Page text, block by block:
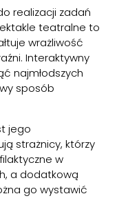
realizacji zadań
teatralne to
wrażliwość
Interaktywny
najmłodszych
sposób
jego
strażnicy, którzy
w
a dodatkową
go wystawić